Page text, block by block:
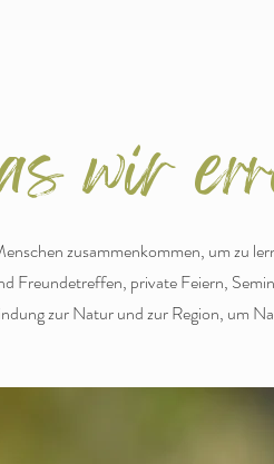
wir
zusammenkommen, um zu
Freundetreffen, private Feiern,
zur Natur und zur Region, um